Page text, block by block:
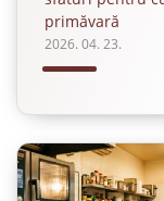
primăvară
2026. 04. 23.